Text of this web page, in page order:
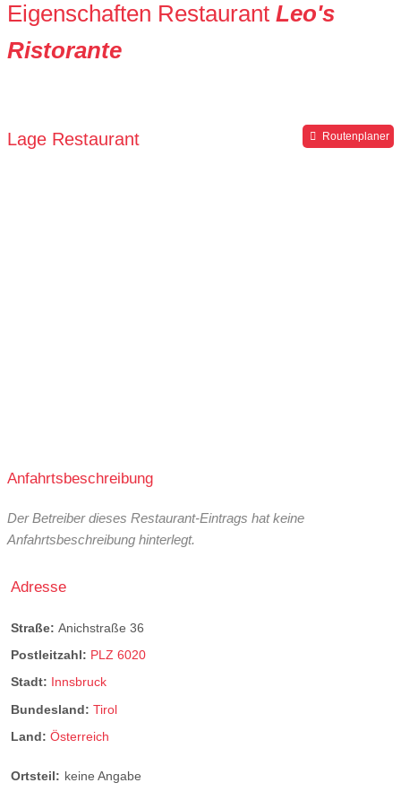
Eigenschaften Restaurant Leo's
Ristorante
Lage Restaurant Routenplaner
Anfahrtsbeschreibung
Der Betreiber dieses Restaurant-Eintrags hat keine
Anfahrtsbeschreibung hinterlegt.
Adresse
Straße: Anichstraße 36
Postleitzahl: PLZ 6020
Stadt: Innsbruck
Bundesland: Tirol
Land: Österreich
Ortsteil: keine Angabe